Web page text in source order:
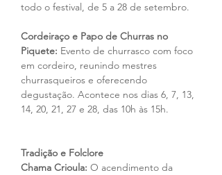
todo o festival, de 5 a 28 de setembro.
Cordeiraço e Papo de Churras no
Piquete: Evento de churrasco com foco
em cordeiro, reunindo mestres
churrasqueiros e oferecendo
degustação. Acontece nos dias 6, 7, 13,
14, 20, 21, 27 e 28, das 10h às 15h.
Tradição e Folclore
Chama Crioula: O acendimento da